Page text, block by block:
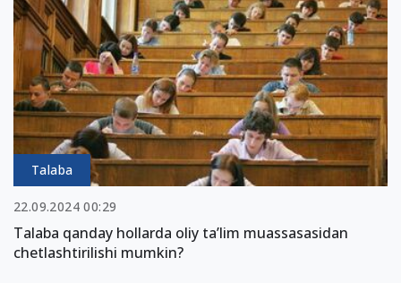
Talaba
22.09.2024 00:29
Talaba qanday hollarda oliy ta’lim muassasasidan
chetlashtirilishi mumkin?